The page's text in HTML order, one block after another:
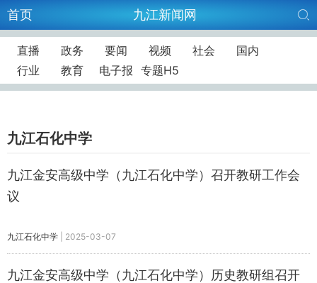
首页 九江新闻网
直播 政务 要闻 视频 社会
国内
行业
教育 电子报 专题H5
九江石化中学
九江金安高级中学（九江石化中学）召开教研工作会
议
九江石化中学 2025-03-07
九江金安高级中学（九江石化中学）历史教研组召开